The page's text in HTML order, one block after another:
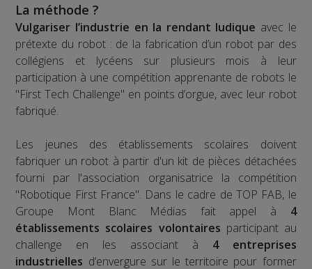
La méthode ?
Vulgariser l’industrie en la rendant ludique avec le
prétexte du robot : de la fabrication d’un robot par des
collégiens et lycéens sur plusieurs mois à leur
participation à une compétition apprenante de robots le
"First Tech Challenge" en points d’orgue, avec leur robot
fabriqué.
Les jeunes des établissements scolaires doivent
fabriquer un robot à partir d'un kit de pièces détachées
fourni par l'association organisatrice la compétition
"Robotique First France". Dans le cadre de TOP FAB, le
Groupe Mont Blanc Médias fait appel à 4
établissements scolaires volontaires participant au
challenge en les associant à 4 entreprises
industrielles d’envergure sur le territoire pour former